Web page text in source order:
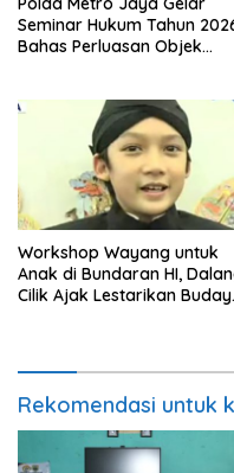
Seminar Hukum Tahun
Bahas Perluasan Objek
Workshop Wayang untuk
Anak di Bundaran HI,
Cilik Ajak Lestarikan
Rekomendasi untuk